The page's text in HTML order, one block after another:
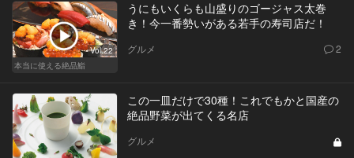
Vol.22
本当に使える絶品鮨
うにもいくらも山盛りのゴージャス太巻
き！今一番勢いがある若手の寿司店だ！
グルメ 2
この一皿だけで30種！これでもかと国産の
絶品野菜が出てくる名店
グルメ